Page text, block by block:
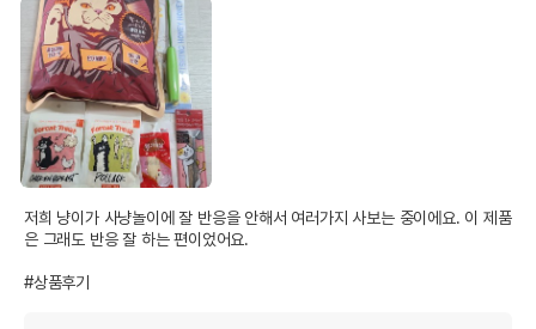
저희 냥이가 사냥놀이에 잘 반응을 안해서 여러가지 사보는 중이에요. 이 제품
은 그래도 반응 잘 하는 편이었어요.
#상품후기